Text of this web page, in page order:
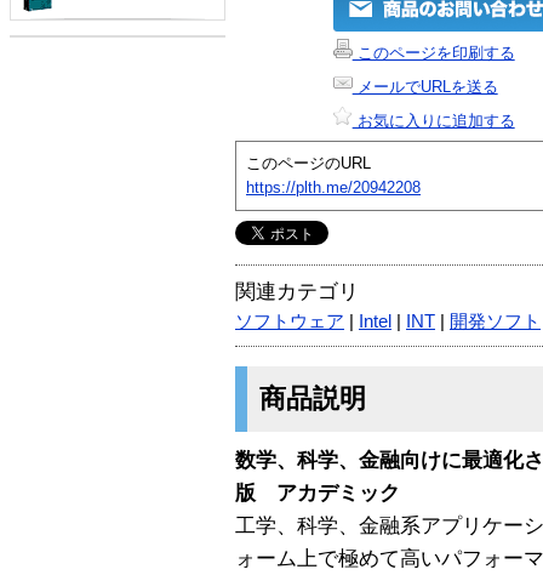
このページを印刷する
メールでURLを送る
お気に入りに追加する
このページのURL
https://plth.me/20942208
関連カテゴリ
ソフトウェア Intel INT 開発ソフト
商品説明
数学、科学、金融向けに最適
版 アカデミック
工学、科学、金融系アプリケー
ォーム上で極めて高いパフォー